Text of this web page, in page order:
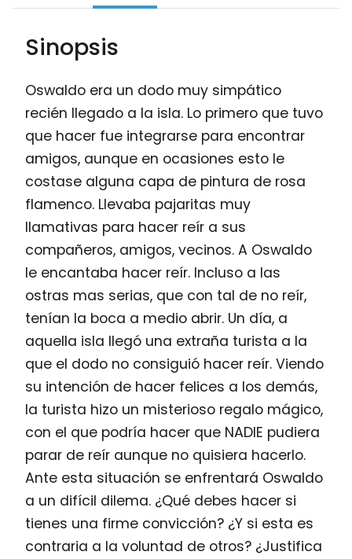
Sinopsis
Oswaldo era un dodo muy simpático
recién llegado a la isla. Lo primero que tuvo
que hacer fue integrarse para encontrar
amigos, aunque en ocasiones esto le
costase alguna capa de pintura de rosa
flamenco. Llevaba pajaritas muy
llamativas para hacer reír a sus
compañeros, amigos, vecinos. A Oswaldo
le encantaba hacer reír. Incluso a las
ostras mas serias, que con tal de no reír,
tenían la boca a medio abrir. Un día, a
aquella isla llegó una extraña turista a la
que el dodo no consiguió hacer reír. Viendo
su intención de hacer felices a los demás,
la turista hizo un misterioso regalo mágico,
con el que podría hacer que NADIE pudiera
parar de reír aunque no quisiera hacerlo.
Ante esta situación se enfrentará Oswaldo
a un difícil dilema. ¿Qué debes hacer si
tienes una firme convicción? ¿Y si esta es
contraria a la voluntad de otros? ¿Justifica